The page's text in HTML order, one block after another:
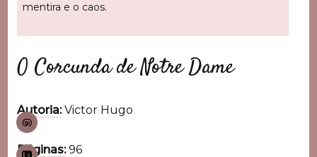
mentira e o caos.
O Corcunda de Notre Dame
Autoria:Victor Hugo
Páginas:96